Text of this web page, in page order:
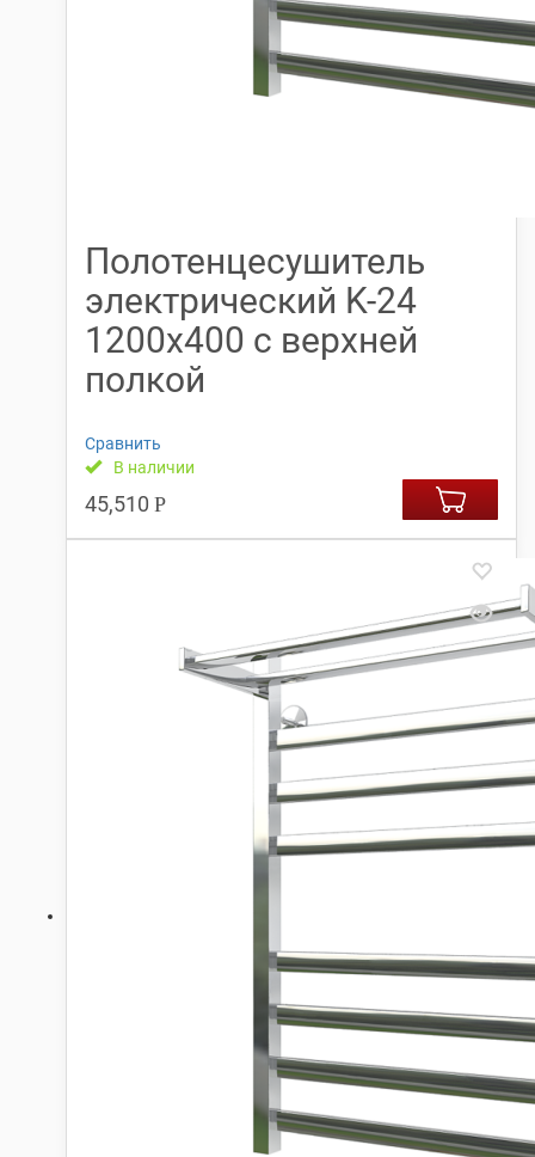
Полотенцесушитель
электрический K-24
1200х400 с верхней
полкой
Сравнить
В наличии
45,510 Р